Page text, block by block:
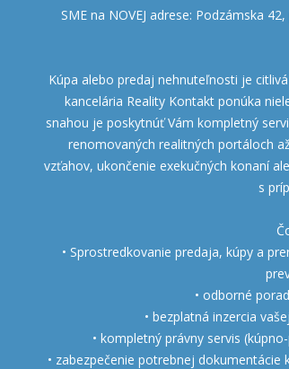
SME na NOVEJ adrese: Podzámska
Kúpa alebo predaj nehnuteľnosti je
kancelária Reality Kontakt ponúka
snahou je poskytnúť Vám kompletný
renomovaných realitných portáloch
vzťahov, ukončenie exekučných konaní
s
• Sprostredkovanie predaja, kúpy a
• odborné
• bezplatná inzercia
• kompletný právny servis
• zabezpečenie potrebnej